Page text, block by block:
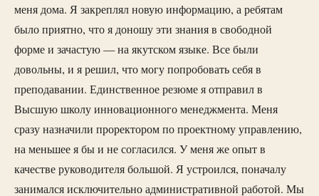
меня дома. Я закреплял новую информацию, а ребятам
было приятно, что я доношу эти знания в свободной
форме и зачастую — на якутском языке. Все были
довольны, и я решил, что могу попробовать себя в
преподавании. Единственное резюме я отправил в
Высшую школу инновационного менеджмента. Меня
сразу назначили проректором по проектному управлению,
на меньшее я бы и не согласился. У меня же опыт в
качестве руководителя большой. Я устроился, поначалу
занимался исключительно административной работой. Мы